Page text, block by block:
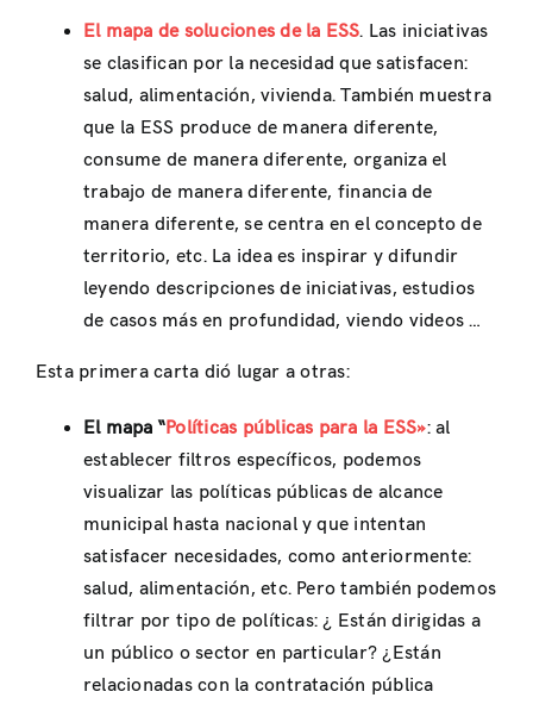
El mapa de solucionesde la ESS. Las iniciativas
se clasifican por la necesidad que satisfacen:
salud, alimentación, vivienda. También muestra
que la ESS produce de manera diferente,
consume de manera diferente, organiza el
trabajo de manera diferente, financia de
manera diferente, se centra en el concepto de
territorio, etc. La idea es inspirar y difundir
leyendo descripciones de iniciativas, estudios
de casos más en profundidad, viendo videos …
Esta primera carta dió lugar a otras:
El mapa “Políticas públicas para la ESS»: al
establecer filtros específicos, podemos
visualizar las políticas públicas de alcance
municipal hasta nacional y que intentan
satisfacer necesidades, como anteriormente:
salud, alimentación, etc. Pero también podemos
filtrar por tipo de políticas: ¿ Están dirigidas a
un público o sector en particular? ¿Están
relacionadas con la contratación pública